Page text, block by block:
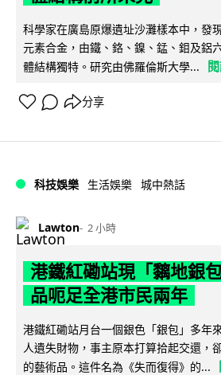
科學家在廣島原爆遺址沙灘樣本中，發
元素合金，由鐵、鉻、鎳、錳、鉬及鋁
體結構獨特。研究由佛羅倫斯大學...
分享
科技娛樂 生活娛樂 城中熱話
Lawton 2 小時
港鐵紅磡站現「黐地銀
品呃足全港市民兩年
港鐵紅磡站月台一個銀色「銀包」多年
人遺失財物，事主原本打算拾起交還，
的藝術品。這件名為《失而復得》的...